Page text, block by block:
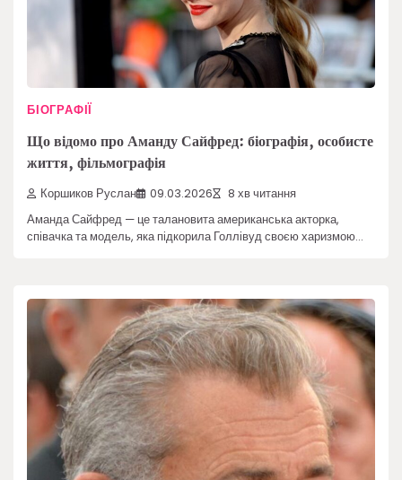
БІОГРАФІЇ
Що відомо про Аманду Сайфред: біографія, особисте
життя, фільмографія
Коршиков Руслан 09.03.2026 8 хв читання
Аманда Сайфред — це талановита американська акторка,
співачка та модель, яка підкорила Голлівуд своєю харизмою…